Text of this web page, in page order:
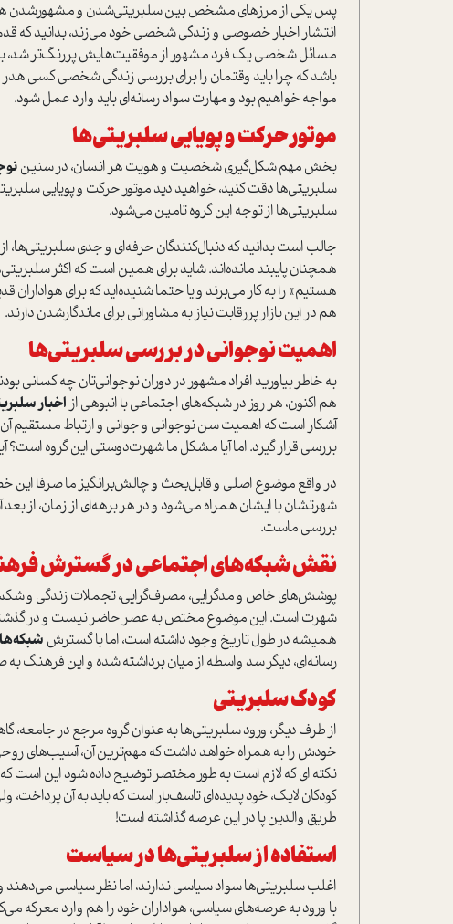
پس یکی از مرزهای مشخص بین سلبریتی‌شدن و
انتشار اخبار خصوصی و زندگی شخصی خود می‌زند، بدانید که
مسائل شخصی یک فرد مشهور از موفقیت‌هایش پر‌رنگ‌تر شد،
باشد که چرا باید وقتمان را برای بررسی زندگی شخصی کسی هدر
مواجه خواهیم بود و مهارت سواد رسانه‌ای باید وارد عمل شود.
موتور حرکت و پویایی سلبریتیها
بخش مهم شکل‌گیری شخصیت و هویت هر انسان، در سنین
سلبریتی‌ها دقت کنید، خواهید دید موتور حرکت و پویایی
سلبریتی‌ها از توجه‌ این گروه تامین می‌شود.
جالب است بدانید که دنبال‌کنندگان حرفه‌ای و جدی سلبریتی‌ها،
همچنان پایبند مانده‌اند. شاید برای همین است که اکثر
هستیم» را به کار می‌برند و یا حتما شنیده‌اید که برای
هم‌ در این بازار پر‌رقابت نیاز به مشاورانی برای ماندگار‌شدن دارند.
اهمیت نوجوانی در بررسی سلبریتی‌ها
به خاطر بیاورید افراد مشهور در دوران نوجوانی‌تان چه کسانی
هم اکنون، هر روز در شبکه‌های اجتماعی با انبوهی ازاخبار
آشکار است که اهمیت سن نوجوانی و جوانی و ارتباط مستقیم آن
بررسی قرار گیرد. اما آیا مشکل ما شهرت‌دوستی این گروه است؟
در واقع موضوع اصلی و قابل‌بحث و چالش‌برانگیز ما صرفا
شهرتشان با ایشان همراه می‌شود و در هر برهه‌ای از زمان، از
بررسی ماست.
نقش شبکههای اجتماعی در گسترش
پوشش‌های خاص و مدگرایی، مصرف‌گرایی، تجملات زندگی و
شهرت است. این موضوع مختص به عصر حاضر نیست و در گذشته
همیشه در طول تاریخ وجود داشته است، اما با گسترش شبکه
رسانه‌ای،‌ دیگر سد واسطه‌ از میان برداشته شده و این فرهنگ
کودک سلبریتی
از طرف دیگر، ورود سلبریتی‌ها به عنوان گروه مرجع در
خودش را به همراه خواهد داشت که مهم‌ترین آن، آسیب‌های روحی
نکته ای که لازم است به طور مختصر توضیح داده شود این
کودکان لایک، خود پدیده‌ای تاسف‌بار است که باید به آن
طریق والدین پا در این عرصه گذاشته است!
استفاده از سلبریتی‌ها در سیاست
اغلب سلبریتی‌ها سواد سیاسی ندارند، اما نظر سیاسی
با ورود به عرصه‌های سیاسی، هواداران خود را هم وارد معرکه